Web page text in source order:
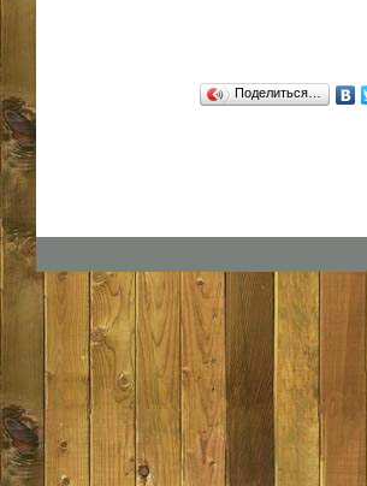
Поделиться…